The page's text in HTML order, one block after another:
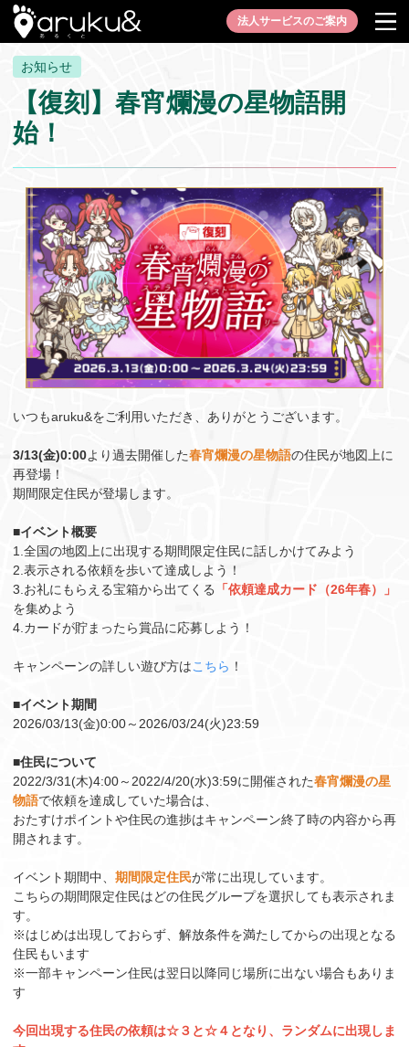
お知らせ
【復刻】春宵爛漫の星物語開
始！
法人サービスのご案内
いつもaruku&をご利用いただき、ありがとうございます。
3/13(金)0:00より過去開催した春宵爛漫の星物語の住民が地図上に
再登場！
期間限定住民が登場します。
■イベント概要
1.全国の地図上に出現する期間限定住民に話しかけてみよう
2.表示される依頼を歩いて達成しよう！
3.お礼にもらえる宝箱から出てくる
「依頼達成カード（26年春）」
を集めよう
4.カードが貯まったら賞品に応募しよう！
キャンペーンの詳しい遊び方はこちら ！
■イベント期間
2026/03/13(金)0:00～2026/03/24(火)23:59
■住民について
2022/3/31(木)4:00～2022/4/20(水)3:59に開催された春宵爛漫の星
物語で依頼を達成していた場合は、
おたすけポイントや住民の進捗はキャンペーン終了時の内容から再
開されます。
イベント期間中、 期間限定住民が常に出現しています。
こちらの期間限定住民はどの住民グループを選択しても表示されま
す。
※はじめは出現しておらず、解放条件を満たしてからの出現となる
住民もいます
※一部キャンペーン住民は翌日以降同じ場所に出ない場合もありま
す
今回出現する住民の依頼は☆３と☆４となり、ランダムに出現しま